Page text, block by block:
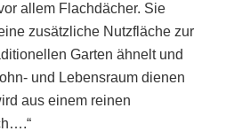
allem Flachdächer. Sie
zusätzliche Nutzfläche zur
Garten ähnelt und
und Lebensraum dienen
aus einem reinen